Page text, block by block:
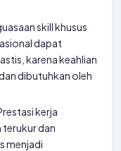
skill khusus
dapat
karena keahlian
dibutuhkan oleh
kerja
dan
menjadi